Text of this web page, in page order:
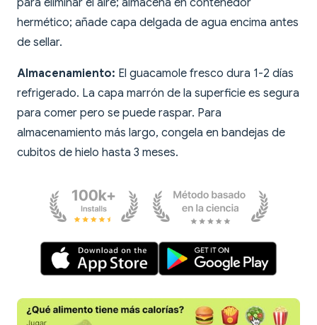
para eliminar el aire; almacena en contenedor
hermético; añade capa delgada de agua encima antes
de sellar.
Almacenamiento: El guacamole fresco dura 1-2 días
refrigerado. La capa marrón de la superficie es segura
para comer pero se puede raspar. Para
almacenamiento más largo, congela en bandejas de
cubitos de hielo hasta 3 meses.